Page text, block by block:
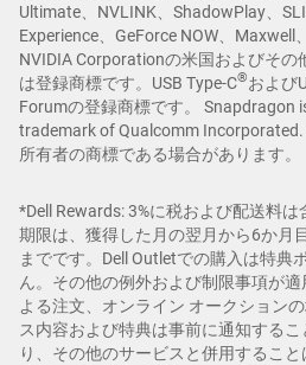
Ultimate、NVLINK、ShadowPlay、
Experience、GeForce NOW、Maxwell
NVIDIA Corporationの米国およびそ
は登録商標です。USB Type-C®および
Forumの登録商標です。 Snapdragon
trademark of Qualcomm
所有者の商標である場合があります。
*Dell Rewards: 3%に税および配送料
期限は、獲得した月の翌月から6か月
までです。Dell Outletでの購入は特典
ん。その他の例外および制限事項が
よる注文、オンライン オークション
ス内容および特典は事前に通知する
り、その他のサービスと併用するこ